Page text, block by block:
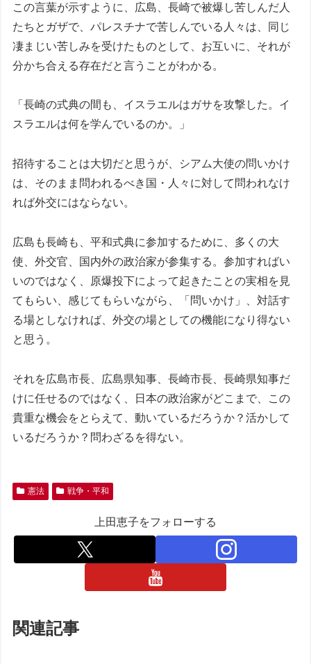
この言葉が示すように、広島、長崎で被爆し苦しんだ人
たちとガザで、パレスチナで苦しんでいる人々は、同じ
凄まじい苦しみを受けたものとして、お互いに、それが
分かち合える存在だと言うことがわかる。
「長崎の式典の間も、イスラエルはガサを攻撃した。イ
スラエルは何を学んでいるのか。」
招待することは大切だと思うが、シアム大使の問いかけ
は、そのまま問われるべき国・人々に対して問われなけ
れば外交にはならない。
広島も長崎も、平和式典に参加するために、多くの大
使、外交官、国内外の政治家が参集する。参加すればい
いのではなく、原爆投下によって起きたことの実相を見
てもらい、感じてもらいながら、「問いかけ」、対話す
る場としなければ、外交の場としての機能になり得ない
と思う。
それを広島市長、広島県知事、長崎市長、長崎県知事だ
けに任せるのではなく、日本の政治家がどこまで、この
貴重な機会をとらえて、動いているだろうか？活かして
いるだろうか？問わざるを得ない。
憲法 戦争・平和
上田恵子をフォローする
関連記事